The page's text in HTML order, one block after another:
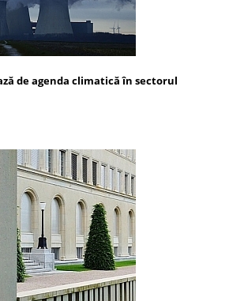
de agenda climatică în sectorul